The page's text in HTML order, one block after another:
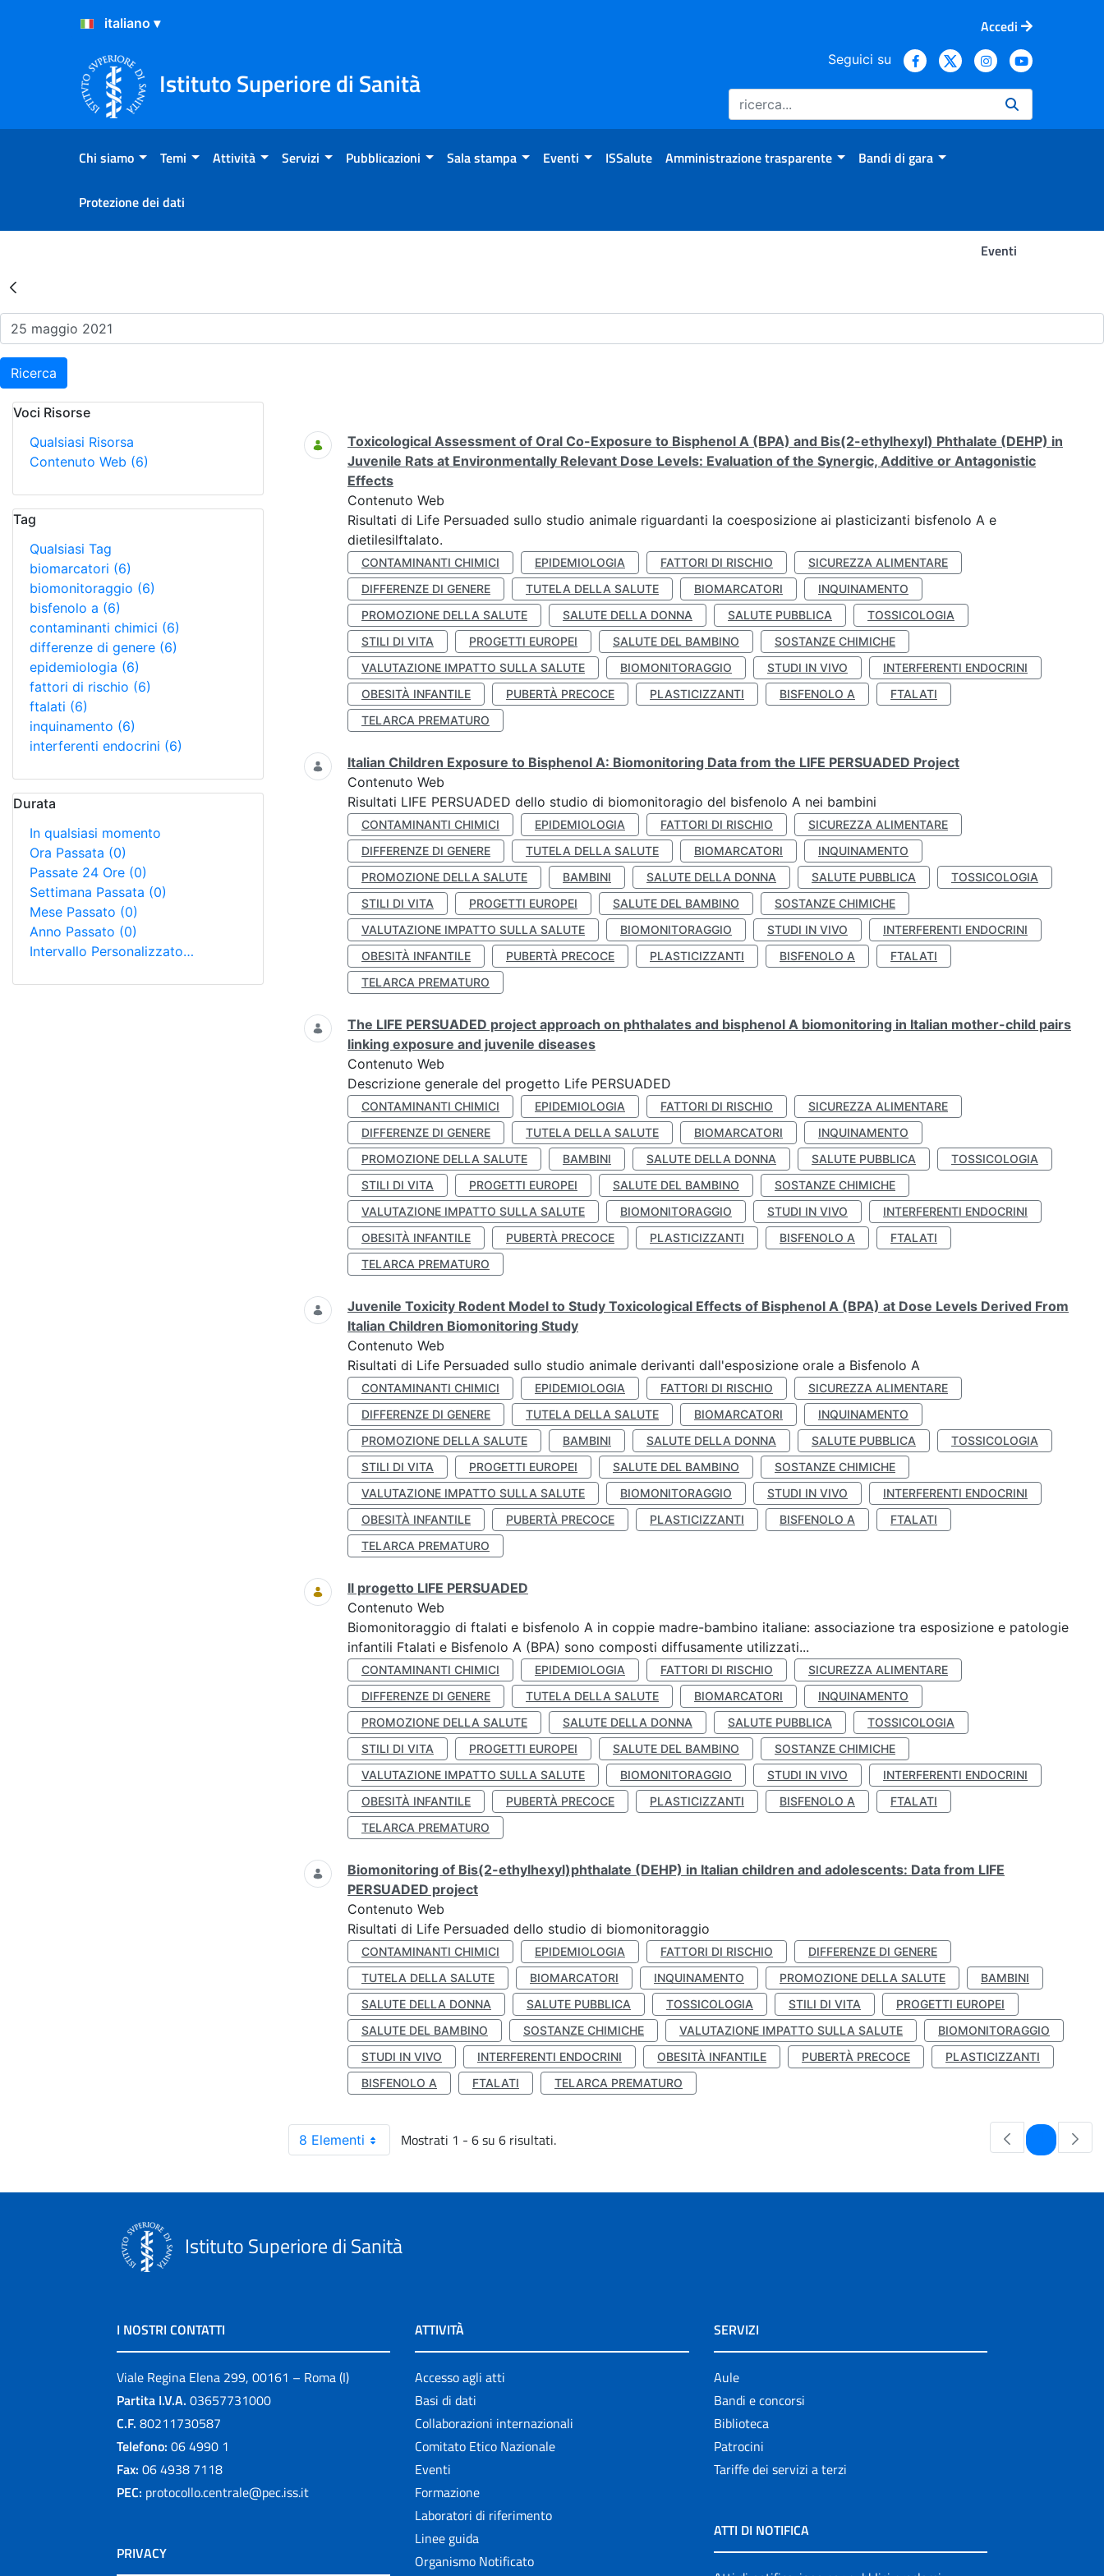
Salta al Contenuto
Salta al Footer
Accedi
Istituto Superiore di Sanità
Seguici su
Chi siamo Temi Attività Servizi Pubblicazioni Sala stampa Eventi ISSalute Amministrazione trasparente Bandi di gara
Protezione dei dati
Eventi
Risultati della Ricerca - Eventi
Ricerca
Voci Risorse
Qualsiasi Risorsa
Contenuto Web (6)
Tag
Qualsiasi Tag
biomarcatori (6)
biomonitoraggio (6)
bisfenolo a (6)
contaminanti chimici (6)
differenze di genere (6)
epidemiologia (6)
fattori di rischio (6)
ftalati (6)
inquinamento (6)
interferenti endocrini (6)
Durata
In qualsiasi momento
Ora Passata (0)
Passate 24 Ore (0)
Settimana Passata (0)
Mese Passato (0)
Anno Passato (0)
Intervallo Personalizzato…
Ricerca
Toxicological Assessment of Oral Co-Exposure to Bisphenol A (BPA) and Bis(2-ethylhexyl) Phthalate (DEHP) in
Juvenile Rats at Environmentally Relevant Dose Levels: Evaluation of the Synergic, Additive or Antagonistic
Effects
Contenuto Web
Risultati di Life Persuaded sullo studio animale riguardanti la coesposizione ai plasticizanti bisfenolo A e
dietilesilftalato.
CONTAMINANTI CHIMICI EPIDEMIOLOGIA FATTORI DI RISCHIO
SICUREZZA ALIMENTARE
DIFFERENZE DI GENERE
TUTELA DELLA SALUTE BIOMARCATORI
INQUINAMENTO
PROMOZIONE DELLA SALUTE
SALUTE DELLA DONNA SALUTE PUBBLICA
TOSSICOLOGIA
STILI DI VITA
PROGETTI EUROPEI SALUTE DEL BAMBINO
SOSTANZE CHIMICHE
VALUTAZIONE IMPATTO SULLA SALUTE
BIOMONITORAGGIO STUDI IN VIVO
INTERFERENTI ENDOCRINI
OBESITÀ INFANTILE
PUBERTÀ PRECOCE PLASTICIZZANTI BISFENOLO A
FTALATI
TELARCA PREMATURO
Italian Children Exposure to Bisphenol A: Biomonitoring Data from the LIFE PERSUADED Project
Contenuto Web
Risultati LIFE PERSUADED dello studio di biomonitoragio del bisfenolo A nei bambini
CONTAMINANTI CHIMICI EPIDEMIOLOGIA FATTORI DI RISCHIO
SICUREZZA ALIMENTARE
DIFFERENZE DI GENERE
TUTELA DELLA SALUTE BIOMARCATORI
INQUINAMENTO
PROMOZIONE DELLA SALUTE
BAMBINI SALUTE DELLA DONNA SALUTE PUBBLICA
TOSSICOLOGIA
STILI DI VITA
PROGETTI EUROPEI SALUTE DEL BAMBINO
SOSTANZE CHIMICHE
VALUTAZIONE IMPATTO SULLA SALUTE
BIOMONITORAGGIO STUDI IN VIVO
INTERFERENTI ENDOCRINI
OBESITÀ INFANTILE
PUBERTÀ PRECOCE PLASTICIZZANTI BISFENOLO A
FTALATI
TELARCA PREMATURO
The LIFE PERSUADED project approach on phthalates and bisphenol A biomonitoring in Italian mother-child pairs
linking exposure and juvenile diseases
Contenuto Web
Descrizione generale del progetto Life PERSUADED
CONTAMINANTI CHIMICI EPIDEMIOLOGIA FATTORI DI RISCHIO
SICUREZZA ALIMENTARE
DIFFERENZE DI GENERE
TUTELA DELLA SALUTE BIOMARCATORI
INQUINAMENTO
PROMOZIONE DELLA SALUTE
BAMBINI SALUTE DELLA DONNA SALUTE PUBBLICA
TOSSICOLOGIA
STILI DI VITA
PROGETTI EUROPEI SALUTE DEL BAMBINO
SOSTANZE CHIMICHE
VALUTAZIONE IMPATTO SULLA SALUTE
BIOMONITORAGGIO STUDI IN VIVO
INTERFERENTI ENDOCRINI
OBESITÀ INFANTILE
PUBERTÀ PRECOCE PLASTICIZZANTI BISFENOLO A
FTALATI
TELARCA PREMATURO
Juvenile Toxicity Rodent Model to Study Toxicological Effects of Bisphenol A (BPA) at Dose Levels Derived From
Italian Children Biomonitoring Study
Contenuto Web
Risultati di Life Persuaded sullo studio animale derivanti dall'esposizione orale a Bisfenolo A
CONTAMINANTI CHIMICI EPIDEMIOLOGIA FATTORI DI RISCHIO
SICUREZZA ALIMENTARE
DIFFERENZE DI GENERE
TUTELA DELLA SALUTE BIOMARCATORI
INQUINAMENTO
PROMOZIONE DELLA SALUTE
BAMBINI SALUTE DELLA DONNA SALUTE PUBBLICA
TOSSICOLOGIA
STILI DI VITA
PROGETTI EUROPEI SALUTE DEL BAMBINO
SOSTANZE CHIMICHE
VALUTAZIONE IMPATTO SULLA SALUTE
BIOMONITORAGGIO STUDI IN VIVO
INTERFERENTI ENDOCRINI
OBESITÀ INFANTILE
PUBERTÀ PRECOCE PLASTICIZZANTI BISFENOLO A
FTALATI
TELARCA PREMATURO
Il progetto LIFE PERSUADED
Contenuto Web
Biomonitoraggio di ftalati e bisfenolo A in coppie madre-bambino italiane: associazione tra esposizione e patologie
infantili Ftalati e Bisfenolo A (BPA) sono composti diffusamente utilizzati...
CONTAMINANTI CHIMICI EPIDEMIOLOGIA FATTORI DI RISCHIO
SICUREZZA ALIMENTARE
DIFFERENZE DI GENERE
TUTELA DELLA SALUTE BIOMARCATORI
INQUINAMENTO
PROMOZIONE DELLA SALUTE
SALUTE DELLA DONNA SALUTE PUBBLICA
TOSSICOLOGIA
STILI DI VITA
PROGETTI EUROPEI SALUTE DEL BAMBINO
SOSTANZE CHIMICHE
VALUTAZIONE IMPATTO SULLA SALUTE
BIOMONITORAGGIO STUDI IN VIVO
INTERFERENTI ENDOCRINI
OBESITÀ INFANTILE
PUBERTÀ PRECOCE PLASTICIZZANTI BISFENOLO A
FTALATI
TELARCA PREMATURO
Biomonitoring of Bis(2-ethylhexyl)phthalate (DEHP) in Italian children and adolescents: Data from LIFE
PERSUADED project
Contenuto Web
Risultati di Life Persuaded dello studio di biomonitoraggio
CONTAMINANTI CHIMICI EPIDEMIOLOGIA FATTORI DI RISCHIO
DIFFERENZE DI GENERE
TUTELA DELLA SALUTE
BIOMARCATORI INQUINAMENTO PROMOZIONE DELLA SALUTE
BAMBINI
SALUTE DELLA DONNA
SALUTE PUBBLICA TOSSICOLOGIA STILI DI VITA
PROGETTI EUROPEI
SALUTE DEL BAMBINO
SOSTANZE CHIMICHE VALUTAZIONE IMPATTO SULLA SALUTE
BIOMONITORAGGIO
STUDI IN VIVO
INTERFERENTI ENDOCRINI OBESITÀ INFANTILE PUBERTÀ PRECOCE
PLASTICIZZANTI
BISFENOLO A
FTALATI TELARCA PREMATURO
8 Elementi Mostrati 1 - 6 su 6 risultati. Pagina
Istituto Superiore di Sanità
I NOSTRI CONTATTI
Viale Regina Elena 299, 00161 – Roma (I)
Partita I.V.A. 03657731000
C.F. 80211730587
Telefono: 06 4990 1
Fax: 06 4938 7118
PEC: protocollo.centrale@pec.iss.it
PRIVACY
ATTIVITÀ
Accesso agli atti
Basi di dati
Collaborazioni internazionali
Comitato Etico Nazionale
Eventi
Formazione
Laboratori di riferimento
Linee guida
Organismo Notificato
SERVIZI
Aule
Bandi e concorsi
Biblioteca
Patrocini
Tariffe dei servizi a terzi
ATTI DI NOTIFICA